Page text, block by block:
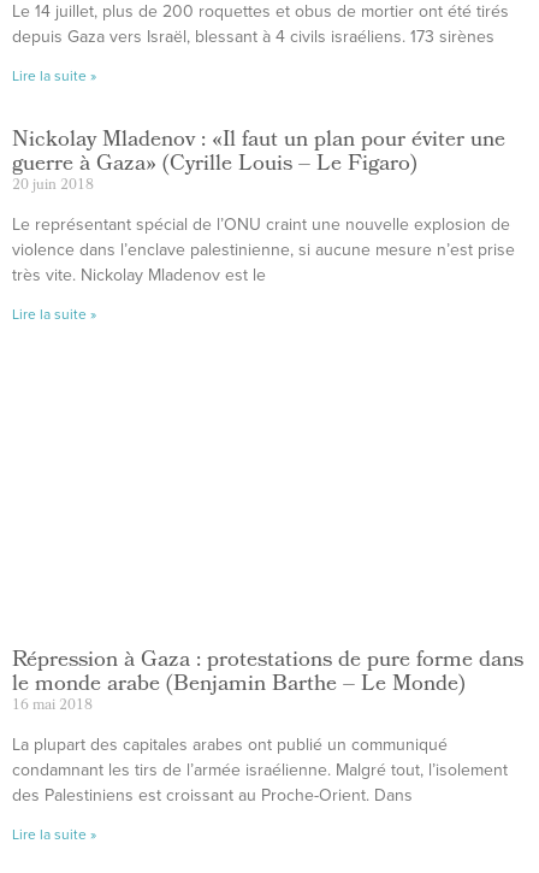
Le 14 juillet, plus de 200 roquettes et obus de mortier ont été tirés
depuis Gaza vers Israël, blessant à 4 civils israéliens. 173 sirènes
Lire la suite »
Nickolay Mladenov : «Il faut un plan pour éviter une
guerre à Gaza» (Cyrille Louis – Le Figaro)
20 juin 2018
Le représentant spécial de l’ONU craint une nouvelle explosion de
violence dans l’enclave palestinienne, si aucune mesure n’est prise
très vite. Nickolay Mladenov est le
Lire la suite »
Répression à Gaza : protestations de pure forme dans
le monde arabe (Benjamin Barthe – Le Monde)
16 mai 2018
La plupart des capitales arabes ont publié un communiqué
condamnant les tirs de l’armée israélienne. Malgré tout, l’isolement
des Palestiniens est croissant au Proche-Orient. Dans
Lire la suite »